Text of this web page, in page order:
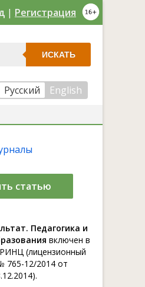
| Регистрация
ИСКАТЬ
Русский
English
статью
Педагогика и
включен в
(лицензионный
765-12/2014 от